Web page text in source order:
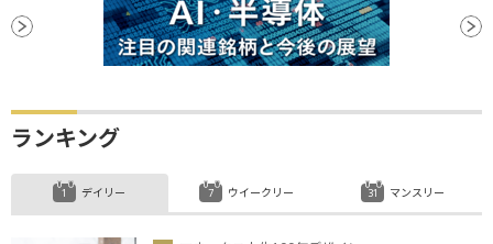
ランキング
デイリー ウイークリー マンスリー